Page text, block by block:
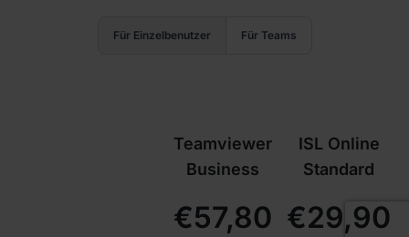
Für Einzelbenutzer Für Teams
Teamviewer
Business
€57,80
ISL Online
Standard
€29,90